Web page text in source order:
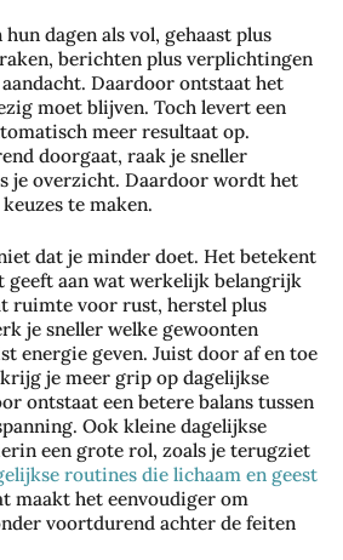
dagen als vol, gehaast plus
berichten plus verplichtingen
Daardoor ontstaat het
moet blijven. Toch levert een
meer resultaat op.
doorgaat, raak je sneller
je overzicht. Daardoor wordt het
te maken.
dat je minder doet. Het betekent
geeft aan wat werkelijk belangrijk
ruimte voor rust, herstel plus
je sneller welke gewoonten
energie geven. Juist door af en toe
je meer grip op dagelijkse
ontstaat een betere balans tussen
Ook kleine dagelijkse
een grote rol, zoals je terugziet
routines die lichaam en geest
maakt het eenvoudiger om
voortdurend achter de feiten